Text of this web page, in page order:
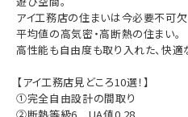
アイ工務店の住まいは今必要不可
平均値の高気密・高断熱の住まい。
高性能も自由度も取り入れた、快適
【アイ工務店見どころ10選！】
①完全自由設計の間取り